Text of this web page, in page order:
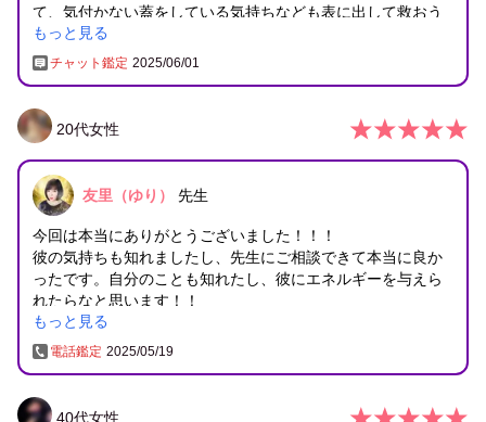
先生の仰る7月まであと半月。
我慢してみます。
動きがあれば、また報告させて頂きます。
本日は本当にありがとうございました。
申し訳ありませんm(__)m
先生の仰る7月まであと半月。
我慢してみます。
動きがあれば、また報告させて頂きます。
て、気付かない蓋をしている気持ちなども表に出して救おう
としてくれます。鑑定も早いのでとても良いですよ！！
もっと見る
チャット鑑定 2025/06/01
20代女性
友里（ゆり） 先生
今回は本当にありがとうございました！！！
彼の気持ちも知れましたし、先生にご相談できて本当に良か
ったです。自分のことも知れたし、彼にエネルギーを与えら
れたらなと思います！！
また何かあればご相談させて下さい！！🌸
もっと見る
電話鑑定 2025/05/19
40代女性